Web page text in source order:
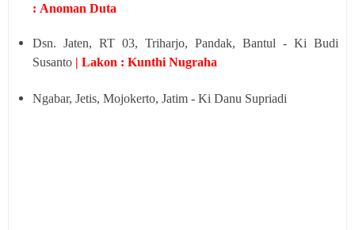
: Anoman Duta
Dsn. Jaten, RT 03, Triharjo, Pandak, Bantul - Ki Budi
Susanto | Lakon : Kunthi Nugraha
Ngabar, Jetis, Mojokerto, Jatim - Ki Danu Supriadi